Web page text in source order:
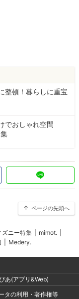
整頓！暮らしに重宝
でおしゃれ空間
ページの先頭へ
ズニー特集 mimot.
Medery.
あ(アプリ&Web)
タの利用・著作権等